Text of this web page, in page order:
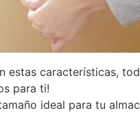
características,
para ti!
ideal para tu